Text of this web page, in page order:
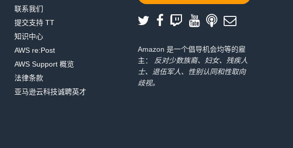
联系我们
提交支持 TT
知识中心
AWS re:Post
AWS Support 概览
法律条款
亚马逊云科技诚聘英才
Amazon 是一个倡导机会均等的雇
主：
反对少数族裔、妇女、残疾人
士、退伍军人、性别认同和性取向
歧视。